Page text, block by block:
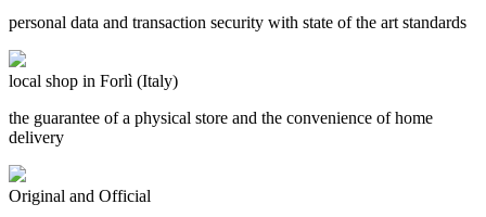
personal data and transaction security with state of the art standards
local shop in Forlì (Italy)
the guarantee of a physical store and the convenience of home
delivery
Original and Official